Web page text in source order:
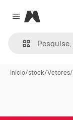
Close menu
Magnific
Início/stock/Vetores/